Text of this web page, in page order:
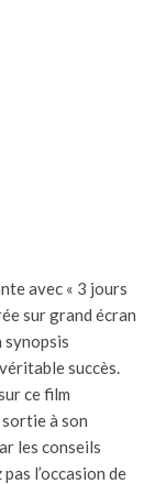
avec « 3 jours
sur grand écran
synopsis
succès.
ce film
à son
les conseils
l’occasion de